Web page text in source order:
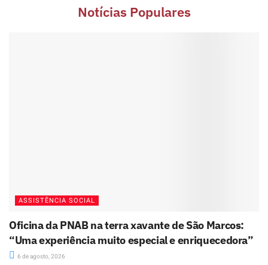
Notícias Populares
ASSISTÊNCIA SOCIAL
Oficina da PNAB na terra xavante de São Marcos:
“Uma experiência muito especial e enriquecedora”
6 de agosto, 2026